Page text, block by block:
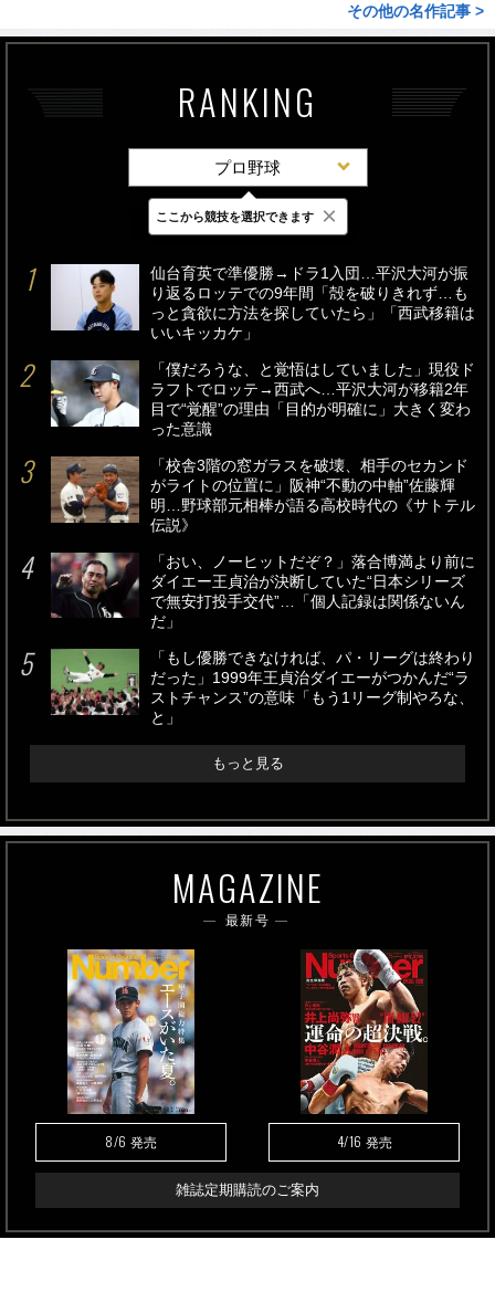
その他の名作記事 >
RANKING
プロ野球
最新 24時間 週間
仙台育英で準優勝→ドラ1入団…平沢大河が振
り返るロッテでの9年間「殻を破りきれず…も
っと貪欲に方法を探していたら」「西武移籍は
いいキッカケ」
「僕だろうな、と覚悟はしていました」現役ド
ラフトでロッテ→西武へ…平沢大河が移籍2年
目で“覚醒”の理由「目的が明確に」大きく変わ
った意識
「校舎3階の窓ガラスを破壊、相手のセカンド
がライトの位置に」阪神“不動の中軸”佐藤輝
明…野球部元相棒が語る高校時代の《サトテル
伝説》
「おい、ノーヒットだぞ？」落合博満より前に
ダイエー王貞治が決断していた“日本シリーズ
で無安打投手交代”…「個人記録は関係ないん
だ」
「もし優勝できなければ、パ・リーグは終わり
だった」1999年王貞治ダイエーがつかんだ“ラ
ストチャンス”の意味「もう1リーグ制やろな、
と」
もっと見る
MAGAZINE
最新号
8/6 発売 4/16 発売
雑誌定期購読のご案内
ここから競技を選択できます ×